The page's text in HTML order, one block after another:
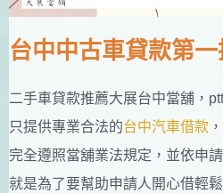
台中中古車貸款第
二手車貸款推薦大展台中當舖，
只提供專業合法的台中汽車借款
完全遵照當舖業法規定，並依申
就是為了要幫助申請人開心借輕